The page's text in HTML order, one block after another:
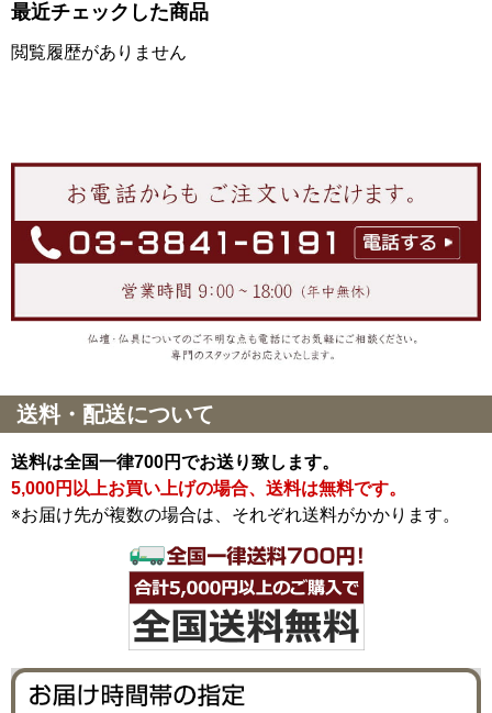
最近チェックした商品
閲覧履歴がありません
送料・配送について
送料は全国一律700円でお送り致します。
5,000円以上お買い上げの場合、送料は無料です。
※お届け先が複数の場合は、それぞれ送料がかかります。